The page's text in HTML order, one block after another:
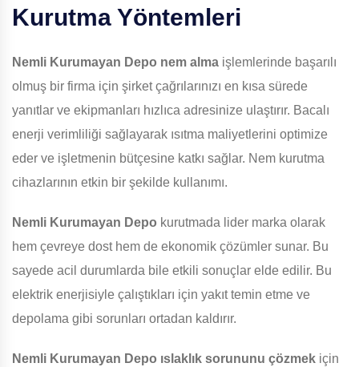
Kurutma Yöntemleri
Nemli Kurumayan Depo nem alma işlemlerinde başarılı
olmuş bir firma için şirket çağrılarınızı en kısa sürede
yanıtlar ve ekipmanları hızlıca adresinize ulaştırır. Bacalı
enerji verimliliği sağlayarak ısıtma maliyetlerini optimize
eder ve işletmenin bütçesine katkı sağlar. Nem kurutma
cihazlarının etkin bir şekilde kullanımı.
Nemli Kurumayan Depo kurutmada lider marka olarak
hem çevreye dost hem de ekonomik çözümler sunar. Bu
sayede acil durumlarda bile etkili sonuçlar elde edilir. Bu
elektrik enerjisiyle çalıştıkları için yakıt temin etme ve
depolama gibi sorunları ortadan kaldırır.
Nemli Kurumayan Depo ıslaklık sorununu çözmek için